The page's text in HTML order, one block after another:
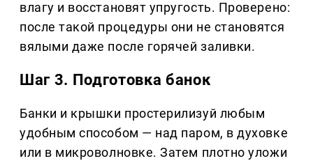
влагу и восстановят упругость. Проверено:
после такой процедуры они не становятся
вялыми даже после горячей заливки.
Шаг 3. Подготовка банок
Банки и крышки простерилизуй любым
удобным способом — над паром, в духовке
или в микроволновке. Затем плотно уложи